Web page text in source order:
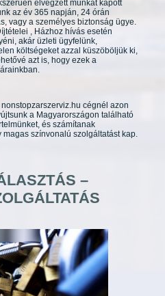
elvégzett munkát kapott
az év 365 napján, 24 órán
vagy a személyes biztonság ügye.
, Házhoz hívás esetén
akár üzleti ügyfelünk,
költségeket azzal küszöböljük ki,
azt is, hogy ezek a
cégnél azon
a Magyarországon található
és számítanak
színvonalú szolgáltatást kap.
–